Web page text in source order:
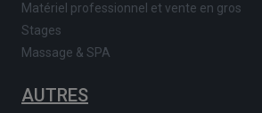
Matériel professionnel et vente en gros
Stages
Massage & SPA
AUTRES